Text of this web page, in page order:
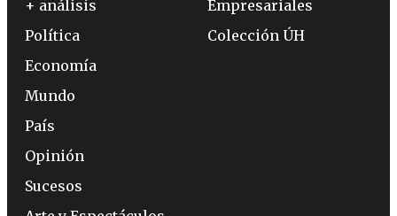
+ análisis
Política
Economía
Mundo
País
Opinión
Sucesos
Empresariales
Colección ÚH